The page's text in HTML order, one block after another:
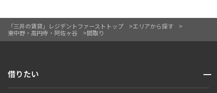
「三井の賃貸」レジデントファーストトップ
エリアから探す
東中野・高円寺・阿佐ヶ谷
間取り
借りたい 開閉